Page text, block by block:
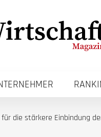
die stärkere Einbindung